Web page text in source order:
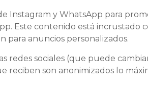
y WhatsApp para
Este contenido está
para anuncios personalizados.
redes sociales (que puede
reciben son anonimizados lo